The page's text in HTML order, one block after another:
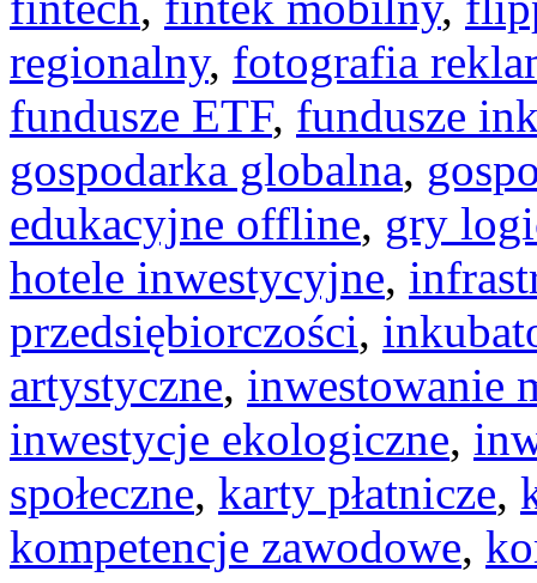
regionalny, fotografia
fundusze ETF, fundusze
gospodarka globalna,
edukacyjne offline, gry
hotele inwestycyjne,
przedsiębiorczości,
artystyczne, inwestowanie
inwestycje ekologiczne,
społeczne, karty płatnicze,
kompetencje zawodowe,